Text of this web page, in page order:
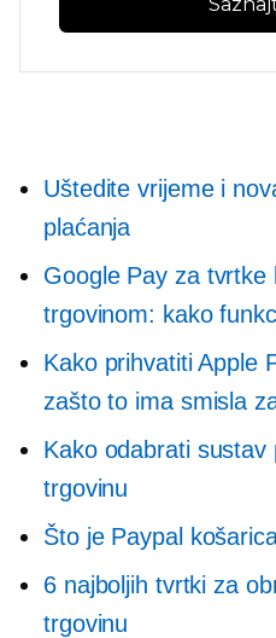
Uštedite vrijeme i
plaćanja
Google Pay za tvrtke
trgovinom: kako
Kako prihvatiti Apple
zašto to ima smisla
Kako odabrati sustav
trgovinu
Što je Paypal
6 najboljih tvrtki za
trgovinu